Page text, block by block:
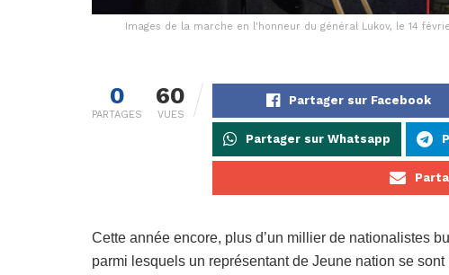
Images de la marche en l'honneur du général Lukov, le 14
0
PARTAGES
60
VUES
Partager sur Facebook
Partager sur Whatsapp
Cette année encore, plus d’un millier de nationalistes
parmi lesquels un représentant de Jeune nation se